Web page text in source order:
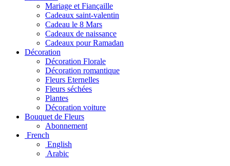
Mariage et Fiançaille
Cadeaux saint-valentin
Cadeau le 8 Mars
Cadeaux de naissance
Cadeaux pour Ramadan
Décoration
Décoration Florale
Décoration romantique
Fleurs Eternelles
Fleurs séchées
Plantes
Décoration voiture
Bouquet de Fleurs
Abonnement
French
English
Arabic